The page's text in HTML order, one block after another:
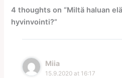
4 thoughts on “Miltä haluan
hyvinvointi?”
Miia
15.9.2020 at 16:17